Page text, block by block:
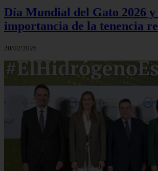
Día Mundial del Gato 2026
importancia de la tenencia
20/02/2026